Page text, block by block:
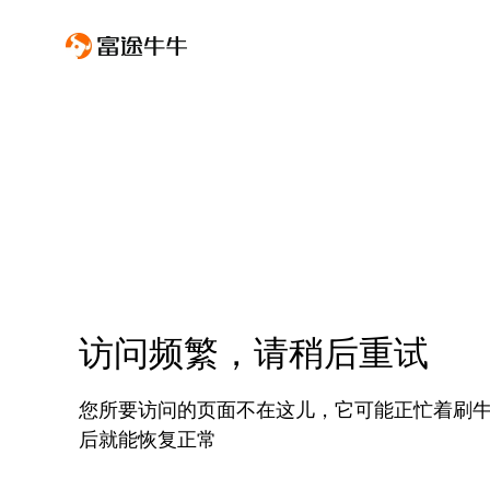
访问频繁，请稍后重试
您所要访问的页面不在这儿，它可能正忙着刷
后就能恢复正常